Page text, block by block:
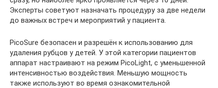
Эксперты советуют назначать процедуру за две недели
до важных встреч и мероприятий у пациента.
PicoSure безопасен и разрешён к использованию для
удаления рубцов у детей. У этой категории пациентов
аппарат настраивают на режим PicoLight, с уменьшенной
интенсивностью воздействия. Меньшую мощность
также используют во время ознакомительной